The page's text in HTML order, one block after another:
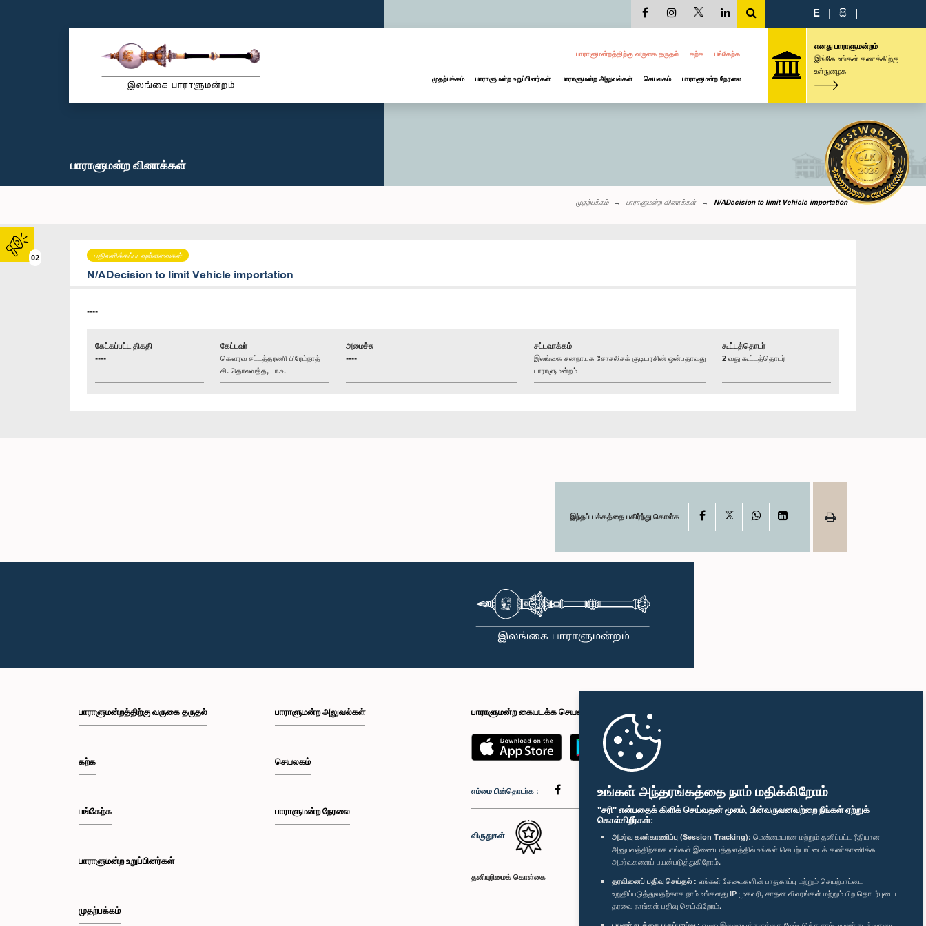
உங்கள் அந்தரங்கத்தை நாம் மதிக்கிறோம்
"சரி" என்பதைக் கிளிக் செய்வதன் மூலம், பின்வருவனவற்றை நீங்கள் ஏற்றுக்
கொள்கிறீர்கள்:
அமர்வு கண்காணிப்பு (Session Tracking): மென்மையான மற்றும் தனிப்பட்ட ரீதியான
அனுபவத்திற்காக எங்கள் இணையத்தளத்தில் உங்கள் செயற்பாட்டைக் கண்காணிக்க
அமர்வுகளைப் பயன்படுத்துகிறோம்.
தரவினைப் பதிவு செய்தல் : எங்கள் சேவைகளின் பாதுகாப்பு மற்றும் செயற்பாட்டை
உறுதிப்படுத்துவதற்காக நாம் உங்களது IP முகவரி, சாதன விவரங்கள் மற்றும் பிற தொடர்புடைய
தரவை நாங்கள் பதிவு செய்கிறோம்.
02
E | සි |
பாராளுமன்றத்திற்கு வருகை தருதல் கற்க பங்கேற்க
முதற்பக்கம் பாராளுமன்ற உறுப்பினர்கள் பாராளுமன்ற அலுவல்கள் செயலகம் பாராளுமன்ற நேரலை
எனது பாராளுமன்றம்
இங்கே உங்கள் கணக்கிற்கு
உள்நுழைக
பாராளுமன்ற வினாக்கள்
முதற்பக்கம் பாராளுமன்ற வினாக்கள் N/ADecision to limit Vehicle importation
பதிலளிக்கப்படவுள்ளவைகள்
N/ADecision to limit Vehicle importation
----
கேட்கப்பட்ட திகதி
----
கேட்டவர்
கௌரவ சட்டத்தரணி பிரேம்நாத்
சி. தொலவத்த, பா.உ.
அமைச்சு
----
சட்டவாக்கம்
இலங்கை சனநாயக சோசலிசக் குடியரசின் ஒன்பதாவது
பாராளுமன்றம்
கூட்டத்தொடர்
2 வது கூட்டத்தொடர்
இந்தப் பக்கத்தை பகிர்ந்து கொள்க Facebook WhatsAppLinkedIn
பாராளுமன்றத்திற்கு வருகை தருதல்
கற்க
பங்கேற்க
பாராளுமன்ற உறுப்பினர்கள்
முதற்பக்கம்
பாராளுமன்ற அலுவல்கள்
செயலகம்
பாராளுமன்ற நேரலை
பாராளுமன்ற கையடக்க செயலி
எம்மை பின்தொடர்க :
விருதுகள்
தனியுரிமைக் கொள்கை